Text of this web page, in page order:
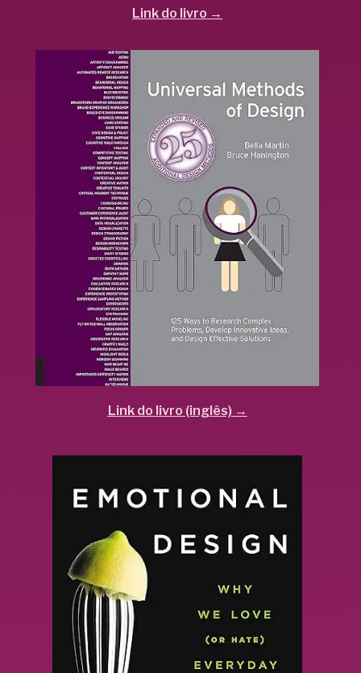
Link do livro →
Link do livro (inglês) →